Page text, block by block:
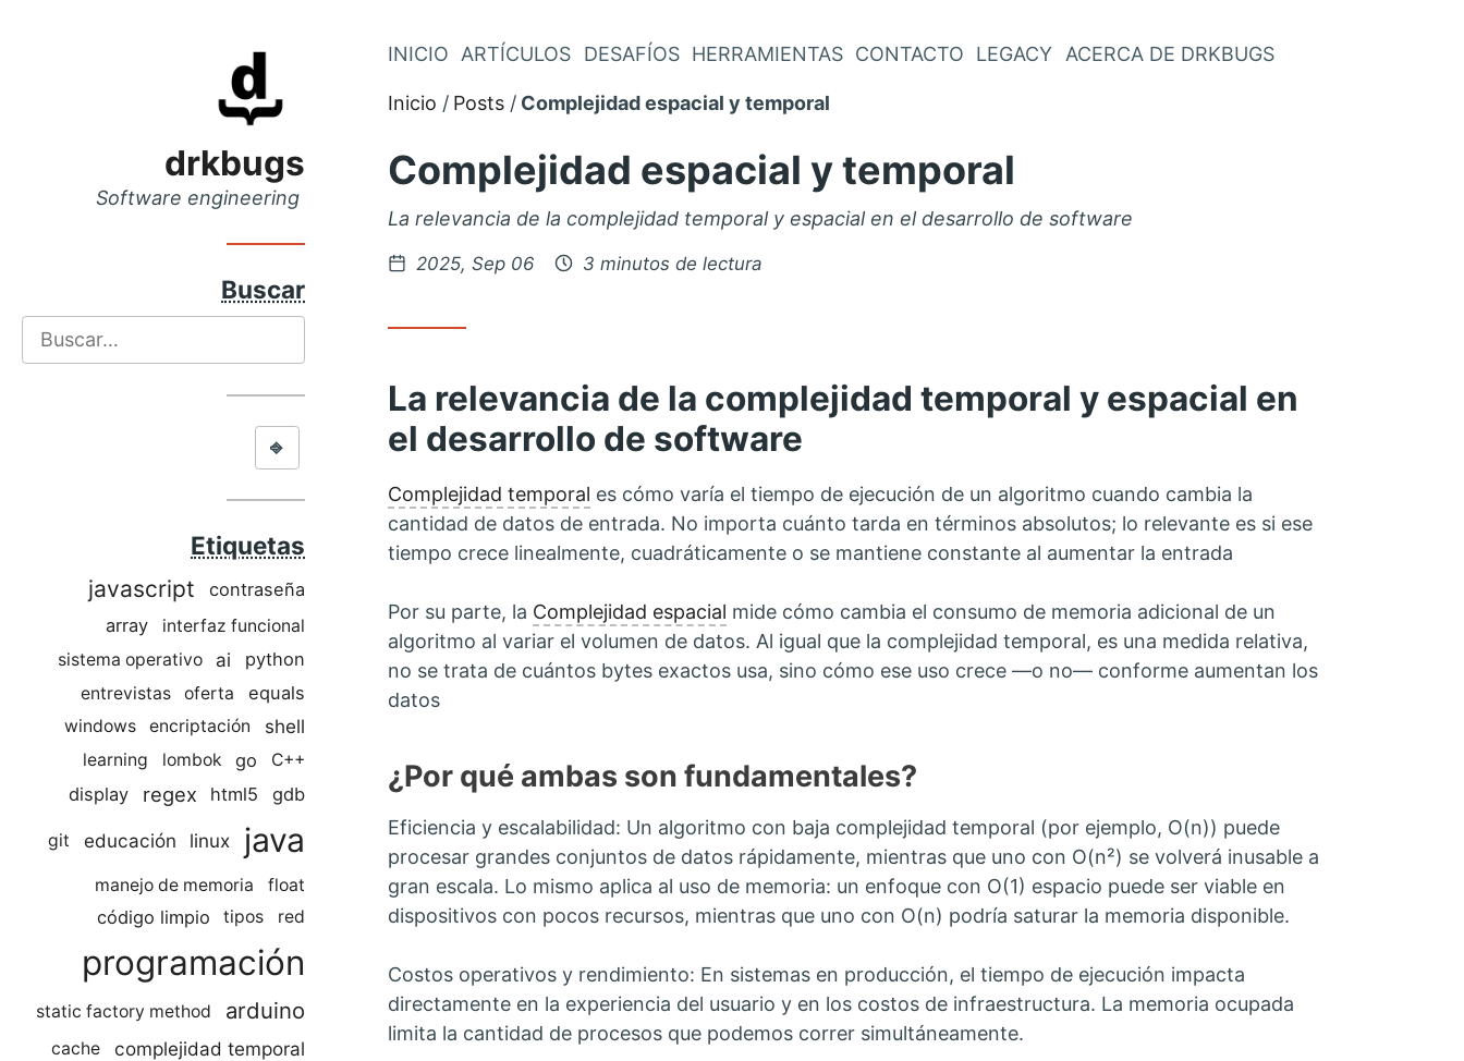
drkbugs
Software engineering
Buscar
Buscar
⎆
Etiquetas
javascript
contraseña
array
interfaz funcional
sistema operativo
ai python
entrevistas oferta equals
windows encriptación shell
learning lombok go C++
display regex html5 gdb
git educación linux java
manejo de memoria float
código limpio tipos red
programación
static factory method arduino
cache complejidad temporal
Saltar
al
INICIO ARTÍCULOS DESAFÍOS HERRAMIENTAS CONTACTO LEGACY ACERCA DE DRKBUGS
Inicio Posts Complejidad espacial y temporal
Complejidad espacial y temporal
La relevancia de la complejidad temporal y espacial en el desarrollo de software
Posteado
2025, Sep 06 3 minutos de lectura
La relevancia de la complejidad temporal y espacial en
el desarrollo de software
Complejidad temporal es cómo varía el tiempo de ejecución de un algoritmo cuando cambia la
cantidad de datos de entrada. No importa cuánto tarda en términos absolutos; lo relevante es si ese
tiempo crece linealmente, cuadráticamente o se mantiene constante al aumentar la entrada
Por su parte, la Complejidad espacial mide cómo cambia el consumo de memoria adicional de un
algoritmo al variar el volumen de datos. Al igual que la complejidad temporal, es una medida relativa,
no se trata de cuántos bytes exactos usa, sino cómo ese uso crece —o no— conforme aumentan los
datos
¿Por qué ambas son fundamentales?
Eficiencia y escalabilidad: Un algoritmo con baja complejidad temporal (por ejemplo, O(n)) puede
procesar grandes conjuntos de datos rápidamente, mientras que uno con O(n²) se volverá inusable a
gran escala. Lo mismo aplica al uso de memoria: un enfoque con O(1) espacio puede ser viable en
dispositivos con pocos recursos, mientras que uno con O(n) podría saturar la memoria disponible.
Costos operativos y rendimiento: En sistemas en producción, el tiempo de ejecución impacta
directamente en la experiencia del usuario y en los costos de infraestructura. La memoria ocupada
limita la cantidad de procesos que podemos correr simultáneamente.